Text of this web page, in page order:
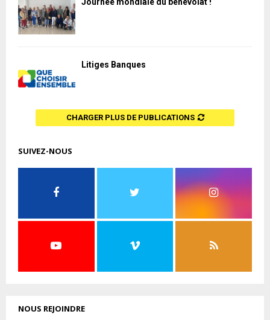
Litiges Banques
CHARGER PLUS DE PUBLICATIONS
SUIVEZ-NOUS
NOUS REJOINDRE